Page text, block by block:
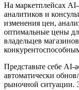
На маркетплейсах
аналитиков и
изменения цен,
оптимальные цены
владельцев
Представьте себе AI-
автоматически
рыночной ситуации.